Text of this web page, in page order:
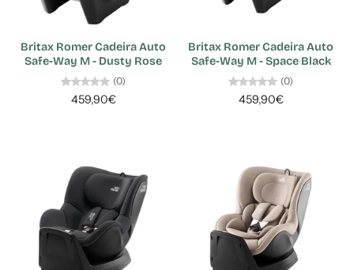
Britax Romer Cadeira Auto
Safe-Way M - Dusty Rose
(0)
459,90€
Britax Romer Cadeira Auto
Safe-Way M - Space Black
(0)
459,90€